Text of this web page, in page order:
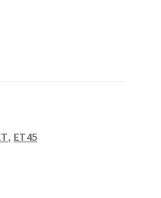
, ET45